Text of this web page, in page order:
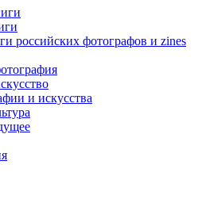
российских фотографов и zines
и искусства